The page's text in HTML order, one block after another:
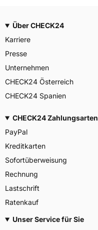
Über CHECK24
Karriere
Presse
Unternehmen
CHECK24 Österreich
CHECK24 Spanien
CHECK24 Zahlungsarten
PayPal
Kreditkarten
Sofortüberweisung
Rechnung
Lastschrift
Ratenkauf
Unser Service für Sie